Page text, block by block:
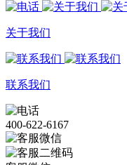
关于我们
联系我们
400-622-6167